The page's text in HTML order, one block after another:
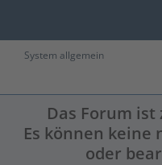
System allgemein
Das Forum
Es können
oder